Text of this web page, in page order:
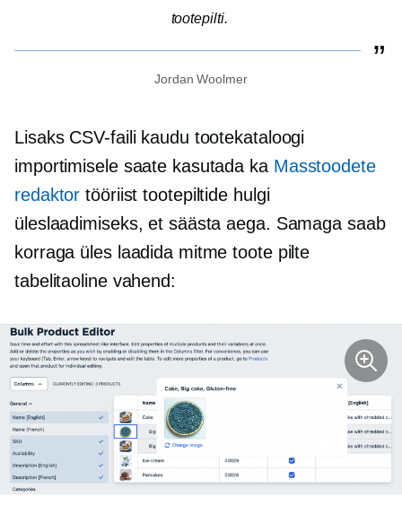
tootepilti.
Jordan Woolmer
Lisaks CSV-faili kaudu tootekataloogi
importimisele saate kasutada ka Masstoodete
redaktor tööriist tootepiltide hulgi
üleslaadimiseks, et säästa aega. Samaga saab
korraga üles laadida mitme toote pilte
tabelitaolinevahend: